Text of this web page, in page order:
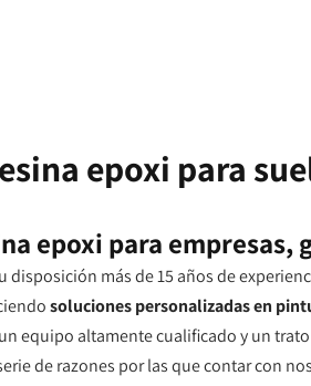
epoxi para
epoxi para empresas,
disposición más de 15 años de
soluciones personalizadas en
equipo altamente cualificado y un
de razones por las que contar con